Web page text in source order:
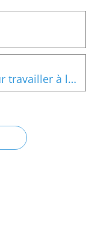
Petit poisson blanc - images pour travailler à la manière de Narramus